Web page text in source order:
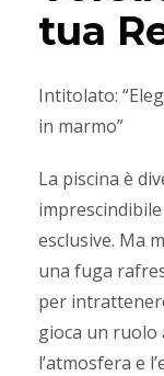
tua
Intitolato:
in marmo”
La piscina è
esclusive. Ma
una fuga
per
gioca un
l’atmosfera e